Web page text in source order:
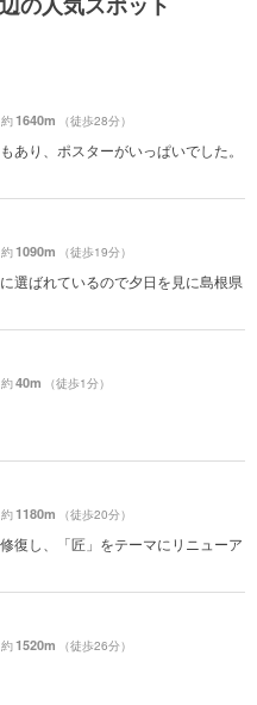
1640m （徒歩28分）
あり、ポスターがいっぱいでした。
1090m （徒歩19分）
選ばれているので夕日を見に島根県
40m （徒歩1分）
1180m （徒歩20分）
復し、「匠」をテーマにリニューア
1520m （徒歩26分）